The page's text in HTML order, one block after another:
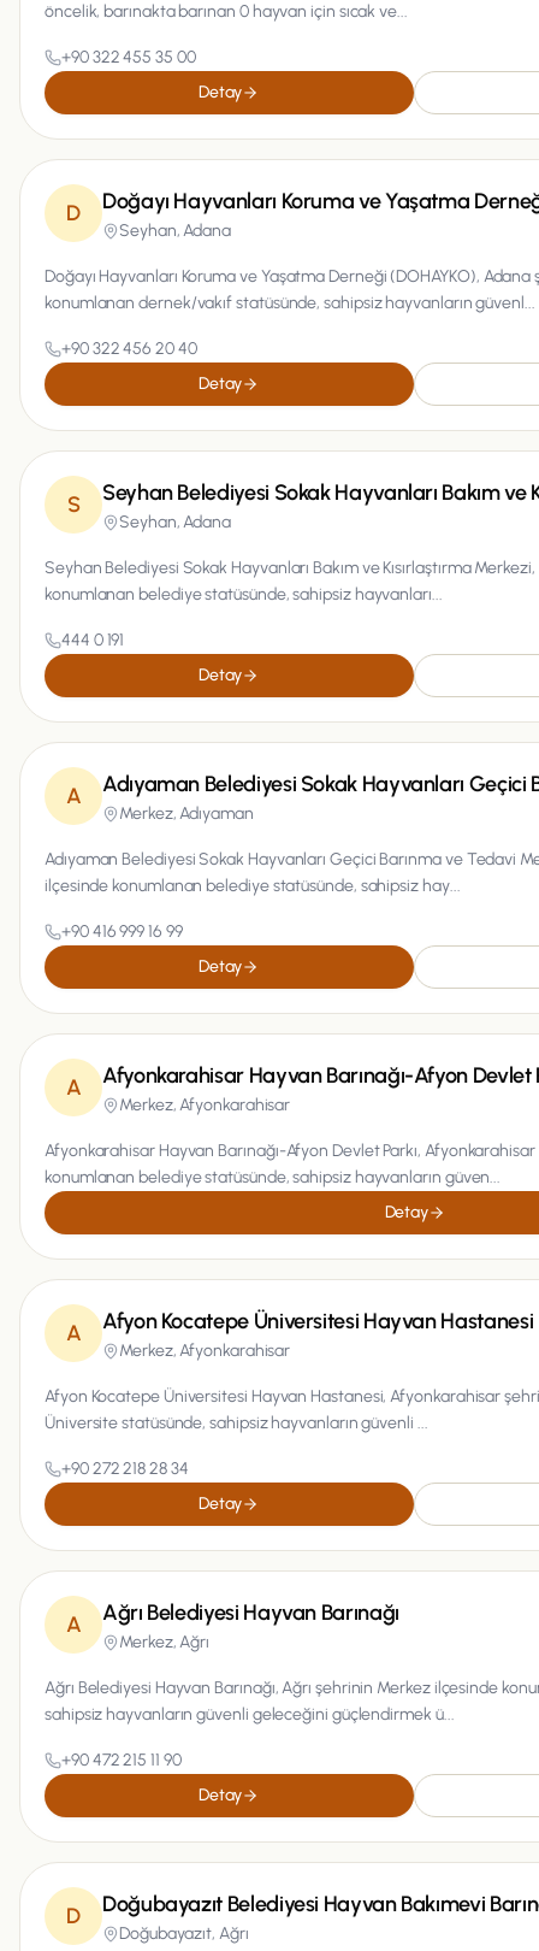
öncelik, barınakta barınan 0 hayvan için sıcak ve...
+90 322 455 35 00
Detay
D Doğayı Hayvanları Koruma ve Yaşatma
Seyhan,Adana
Doğayı Hayvanları Koruma ve Yaşatma Derneği (DOHAYKO),
konumlanan dernek/vakıf statüsünde, sahipsiz hayvanların güvenl...
+90 322 456 20 40
Detay
S Seyhan Belediyesi Sokak Hayvanları Bakım ve
Seyhan,Adana
Seyhan Belediyesi Sokak Hayvanları Bakım ve Kısırlaştırma
konumlanan belediye statüsünde, sahipsiz hayvanları...
444 0 191
Detay
A Adıyaman Belediyesi Sokak Hayvanları Geçici
Merkez,Adıyaman
Adıyaman Belediyesi Sokak Hayvanları Geçici Barınma ve Tedavi
ilçesinde konumlanan belediye statüsünde, sahipsiz hay...
+90 416 999 16 99
Detay
A Afyonkarahisar Hayvan Barınağı-Afyon Devlet
Merkez,Afyonkarahisar
Afyonkarahisar Hayvan Barınağı-Afyon Devlet Parkı,
konumlanan belediye statüsünde, sahipsiz hayvanların güven...
Detay
A Afyon Kocatepe Üniversitesi Hayvan Hastanesi
Merkez,Afyonkarahisar
Afyon Kocatepe Üniversitesi Hayvan Hastanesi, Afyonkarahisar
Üniversite statüsünde, sahipsiz hayvanların güvenli ...
+90 272 218 28 34
Detay
A Ağrı Belediyesi Hayvan Barınağı
Merkez,Ağrı
Ağrı Belediyesi Hayvan Barınağı, Ağrı şehrinin Merkez ilçesinde
sahipsiz hayvanların güvenli geleceğini güçlendirmek ü...
+90 472 215 11 90
Detay
D Doğubayazıt Belediyesi Hayvan Bakımevi
Doğubayazıt, Ağrı